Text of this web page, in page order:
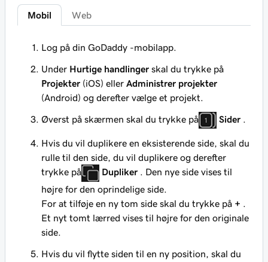
Mobil Web
Log på din GoDaddy -mobilapp.
Under Hurtige handlinger skal du trykke på
Projekter (iOS) eller Administrer projekter
(Android) og derefter vælge et projekt.
Øverst på skærmen skal du trykke på Sider
Hvis du vil duplikere en eksisterende side, skal du
rulle til den side, du vil duplikere og derefter
trykke på
Dupliker . Den nye side vises til
højre for den oprindelige side.
For at tilføje en ny tom side skal du trykke på +
Et nyt tomt lærred vises til højre for den originale
side.
Hvis du vil flytte siden til en ny position, skal du